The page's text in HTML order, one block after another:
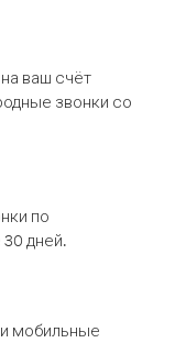
ваш счёт
звонки со
по
дней.
мобильные